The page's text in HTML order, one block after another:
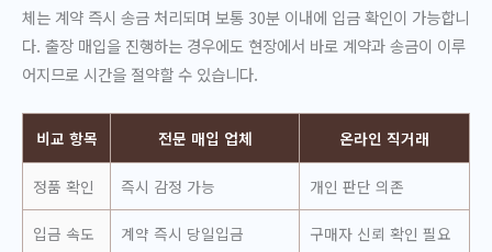
체는 계약 즉시 송금 처리되며 보통 30분 이내에 입금 확인이 가능합니
다. 출장 매입을 진행하는 경우에도 현장에서 바로 계약과 송금이 이루
어지므로 시간을 절약할 수 있습니다.
비교 항목 전문 매입 업체 온라인 직거래
정품 확인 즉시 감정 가능 개인 판단 의존
입금 속도 계약 즉시 당일입금 구매자 신뢰 확인 필요